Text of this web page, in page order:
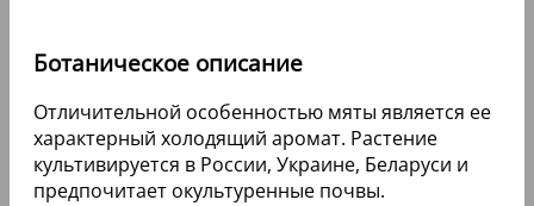
Ботаническое описание
Отличительной особенностью мяты является ее
характерный холодящий аромат. Растение
культивируется в России, Украине, Беларуси и
предпочитает окультуренные почвы.